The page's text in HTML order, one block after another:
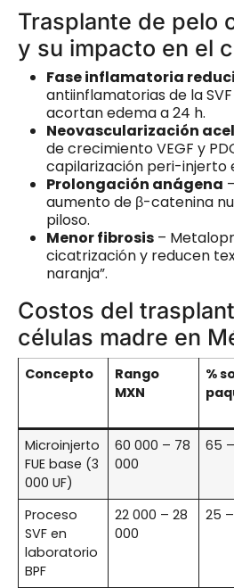
Trasplante de pelo
y su impacto en el
Fase inflamatoria
antiinflamatorias de la
acortan edema a 24 h.
Neovascularización
de crecimiento VEGF y
capilarización peri-injerto
Prolongación anágena
aumento de β-catenina
piloso.
Menor fibrosis –
cicatrización y reducen
naranja”.
Costos del
células madre en
Concepto
Rango
MXN
%
Microinjerto
FUE base (3
000 UF)
60 000 – 78
000
65
Proceso
SVF en
laboratorio
BPF
22 000 – 28
000
25